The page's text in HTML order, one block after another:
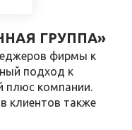
ГРУППА»
фирмы к
подход к
плюс компании.
клиентов также